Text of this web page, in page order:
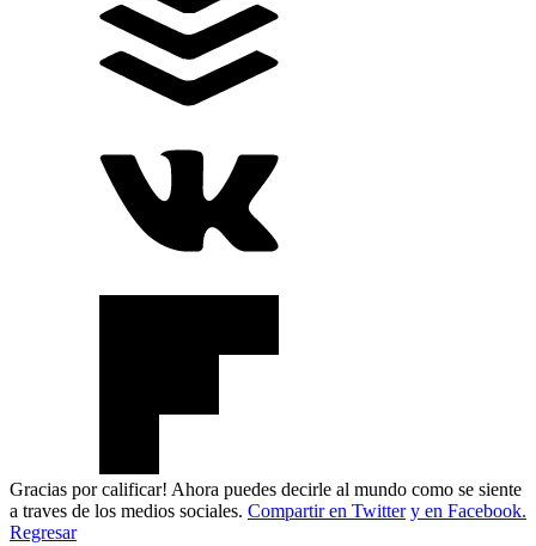
Gracias por calificar! Ahora puedes decirle al mundo como se siente
a traves de los medios sociales. Compartir en Twitter y en Facebook.
Regresar